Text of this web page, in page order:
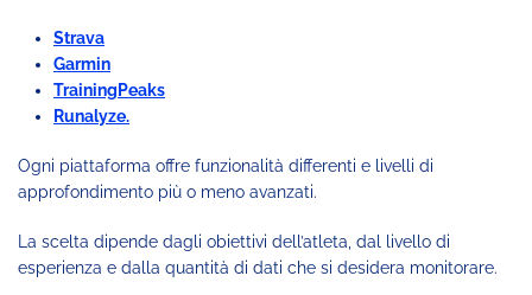
Strava
Garmin
TrainingPeaks
Runalyze.
Ogni piattaforma offre funzionalità differenti e livelli di
approfondimento più o meno avanzati.
La scelta dipende dagli obiettivi dell’atleta, dal livello di
esperienza e dalla quantità di dati che si desidera monitorare.